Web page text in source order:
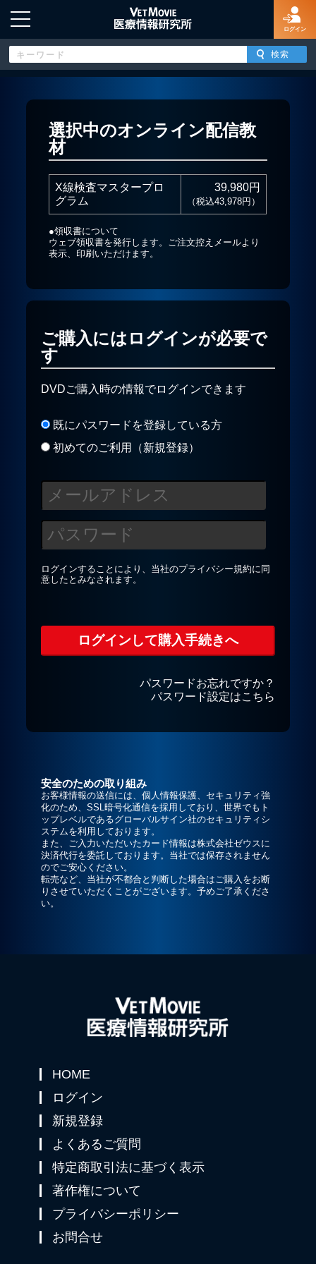
ログイン
新規登録
よくあるご質問
プライバシーポリシー
お問合せ
選択中のオンライン配信教
材
X線検査マスタープロ
グラム
39,980円
（税込43,978円）
●領収書について
ウェブ領収書を発行します。ご注文控えメールより
表示、印刷いただけます。
ご購入にはログインが必要で
す
DVDご購入時の情報でログインできます
既にパスワードを登録している方
初めてのご利用（新規登録）
ログインすることにより、当社のプライバシー規約に同
意したとみなされます。
パスワードお忘れですか？
パスワード設定はこちら
安全のための取り組み
お客様情報の送信には、個人情報保護、セキュリティ強
化のため、SSL暗号化通信を採用しており、世界でもト
ップレベルであるグローバルサイン社のセキュリティシ
ステムを利用しております。
また、ご入力いただいたカード情報は株式会社ゼウスに
決済代行を委託しております。当社では保存されません
のでご安心ください。
転売など、当社が不都合と判断した場合はご購入をお断
りさせていただくことがございます。予めご了承くださ
い。
HOME
ログイン
新規登録
よくあるご質問
特定商取引法に基づく表示
著作権について
プライバシーポリシー
お問合せ